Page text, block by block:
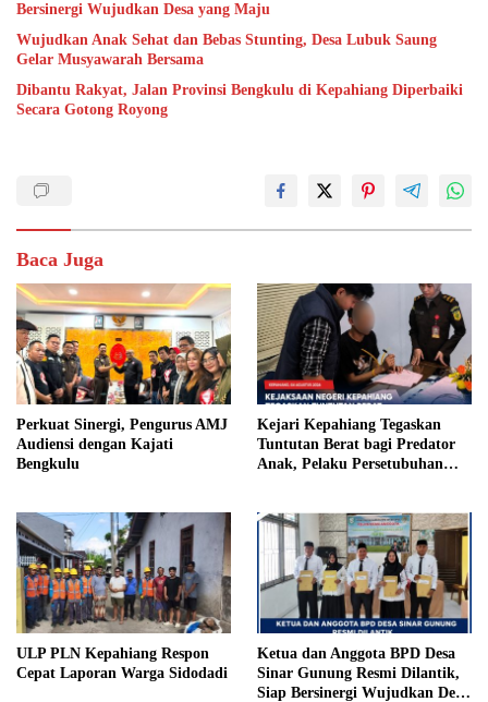
Bersinergi Wujudkan Desa yang Maju
Wujudkan Anak Sehat dan Bebas Stunting, Desa Lubuk Saung
Gelar Musyawarah Bersama
Dibantu Rakyat, Jalan Provinsi Bengkulu di Kepahiang Diperbaiki
Secara Gotong Royong
Baca Juga
Perkuat Sinergi, Pengurus AMJ
Audiensi dengan Kajati
Bengkulu
Kejari Kepahiang Tegaskan
Tuntutan Berat bagi Predator
Anak, Pelaku Persetubuhan
Penjara
ULP PLN Kepahiang Respon
Cepat Laporan Warga Sidodadi
Ketua dan Anggota BPD Desa
Sinar Gunung Resmi Dilantik,
Siap Bersinergi Wujudkan Desa